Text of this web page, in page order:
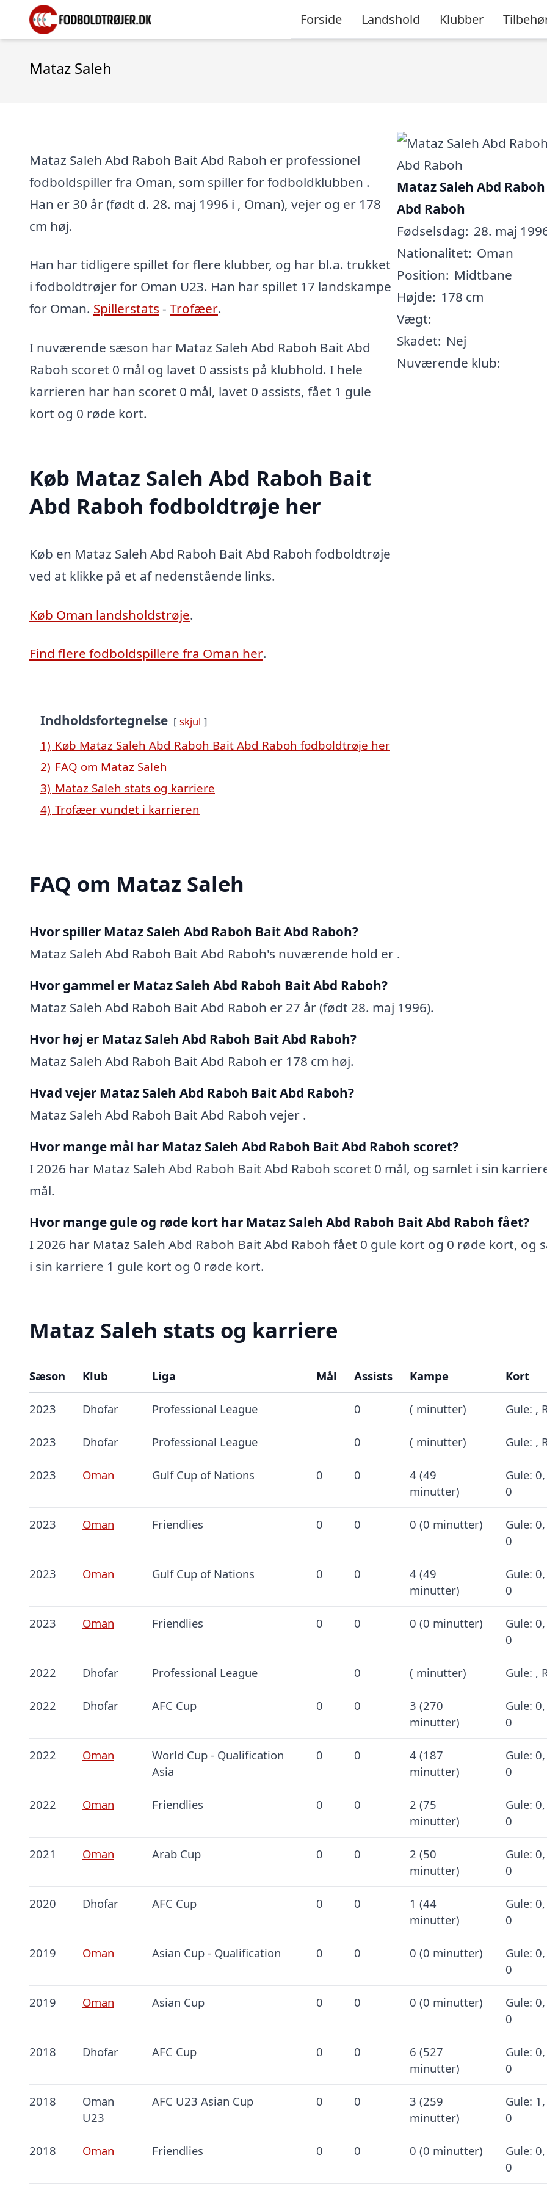
Forside Landshold Klubber
Mataz Saleh
Mataz Saleh Abd Raboh Bait Abd Raboh er professionel
fodboldspiller fra Oman, som spiller for fodboldklubben .
Han er 30 år (født d. 28. maj 1996 i , Oman), vejer og er 178
cm høj.
Han har tidligere spillet for flere klubber, og har bl.a. trukket
i fodboldtrøjer for Oman U23. Han har spillet 17 landskampe
for Oman. Spillerstats - Trofæer.
I nuværende sæson har Mataz Saleh Abd Raboh Bait Abd
Raboh scoret 0 mål og lavet 0 assists på klubhold. I hele
karrieren har han scoret 0 mål, lavet 0 assists, fået 1 gule
kort og 0 røde kort.
Køb Mataz Saleh Abd Raboh Bait
Abd Raboh fodboldtrøje her
Køb en Mataz Saleh Abd Raboh Bait Abd Raboh fodboldtrøje
ved at klikke på et af nedenstående links.
Køb Oman landsholdstrøje.
Find flere fodboldspillere fra Oman her.
Mataz Saleh Abd
Abd Raboh
Fødselsdag: 28. maj
Nationalitet: Oman
Position: Midtbane
Højde: 178 cm
Vægt:
Skadet: Nej
Nuværende klub:
Indholdsfortegnelse skjul
1) Køb Mataz Saleh Abd Raboh Bait Abd Raboh fodboldtrøje her
2) FAQ om Mataz Saleh
3) Mataz Saleh stats og karriere
4) Trofæer vundet i karrieren
FAQ om Mataz Saleh
Hvor spiller Mataz Saleh Abd Raboh Bait Abd Raboh?
Mataz Saleh Abd Raboh Bait Abd Raboh's nuværende hold er .
Hvor gammel er Mataz Saleh Abd Raboh Bait Abd Raboh?
Mataz Saleh Abd Raboh Bait Abd Raboh er 27 år (født 28. maj 1996).
Hvor høj er Mataz Saleh Abd Raboh Bait Abd Raboh?
Mataz Saleh Abd Raboh Bait Abd Raboh er 178 cm høj.
Hvad vejer Mataz Saleh Abd Raboh Bait Abd Raboh?
Mataz Saleh Abd Raboh Bait Abd Raboh vejer .
Hvor mange mål har Mataz Saleh Abd Raboh Bait Abd Raboh scoret?
I 2026 har Mataz Saleh Abd Raboh Bait Abd Raboh scoret 0 mål, og samlet i sin
mål.
Hvor mange gule og røde kort har Mataz Saleh Abd Raboh Bait Abd Raboh fået?
I 2026 har Mataz Saleh Abd Raboh Bait Abd Raboh fået 0 gule kort og 0 røde kort, og
i sin karriere 1 gule kort og 0 røde kort.
Mataz Saleh stats og karriere
Sæson Klub Liga Mål Assists Kampe Kort
2023 Dhofar Professional League 0 ( minutter) Gule: ,
2023 Dhofar Professional League 0 ( minutter) Gule: ,
2023 Oman Gulf Cup of Nations 0 0
4 (49
minutter)
Gule:
0
2023 Oman Friendlies 0 0 0 (0 minutter)
Gule:
0
2023 Oman Gulf Cup of Nations 0 0
4 (49
minutter)
Gule:
0
2023 Oman Friendlies 0 0 0 (0 minutter)
Gule:
0
2022 Dhofar Professional League 0 ( minutter) Gule: ,
2022 Dhofar AFC Cup 0 0
3 (270
minutter)
Gule:
0
2022 Oman
World Cup - Qualification
Asia
0 0
4 (187
minutter)
Gule:
0
2022 Oman Friendlies 0 0
2 (75
minutter)
Gule:
0
2021 Oman Arab Cup 0 0
2 (50
minutter)
Gule:
0
2020 Dhofar AFC Cup 0 0
1 (44
minutter)
Gule:
0
2019 Oman Asian Cup - Qualification 0 0 0 (0 minutter)
Gule:
0
2019 Oman Asian Cup 0 0 0 (0 minutter)
Gule:
0
2018 Dhofar AFC Cup 0 0
6 (527
minutter)
Gule:
0
2018
Oman
U23
AFC U23 Asian Cup 0 0
3 (259
minutter)
Gule:
0
2018 Oman Friendlies 0 0 0 (0 minutter)
Gule:
0